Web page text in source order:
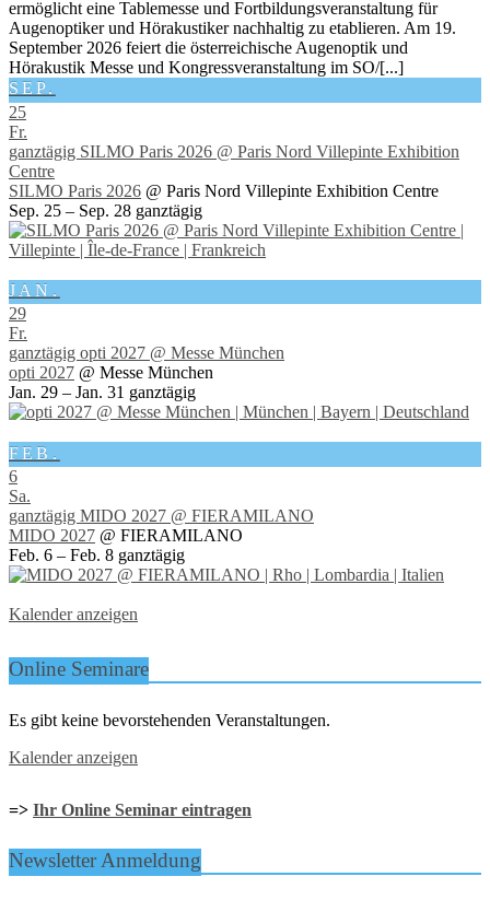
ermöglicht eine Tablemesse und Fortbildungsveranstaltung für
Augenoptiker und Hörakustiker nachhaltig zu etablieren. Am 19.
September 2026 feiert die österreichische Augenoptik und
Hörakustik Messe und Kongressveranstaltung im SO/[...]
SEP.
25
Fr.
ganztägig SILMO Paris 2026 @ Paris Nord Villepinte Exhibition
Centre
SILMO Paris 2026 @ Paris Nord Villepinte Exhibition Centre
Sep. 25 – Sep. 28 ganztägig
JAN.
29
Fr.
ganztägig opti 2027 @ Messe München
opti 2027 @ Messe München
Jan. 29 – Jan. 31 ganztägig
FEB.
6
Sa.
ganztägig MIDO 2027 @ FIERAMILANO
MIDO 2027 @ FIERAMILANO
Feb. 6 – Feb. 8 ganztägig
Kalender anzeigen
Online Seminare
Es gibt keine bevorstehenden Veranstaltungen.
Kalender anzeigen
=> Ihr Online Seminar eintragen
Newsletter Anmeldung